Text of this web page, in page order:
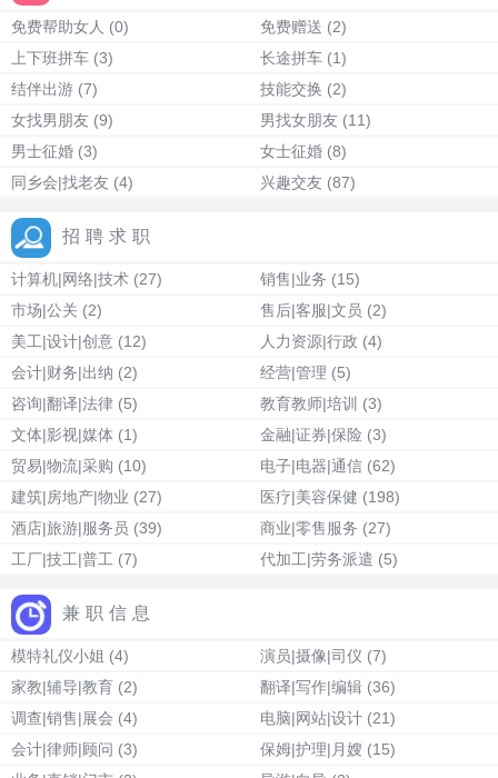
免费帮助女人 (0) 免费赠送 (2)
上下班拼车 (3) 长途拼车 (1)
结伴出游 (7) 技能交换 (2)
女找男朋友 (9) 男找女朋友 (11)
男士征婚 (3) 女士征婚 (8)
同乡会|找老友 (4) 兴趣交友 (87)
招聘求职
计算机|网络|技术 (27) 销售|业务 (15)
市场|公关 (2) 售后|客服|文员 (2)
美工|设计|创意 (12) 人力资源|行政 (4)
会计|财务|出纳 (2) 经营|管理 (5)
咨询|翻译|法律 (5) 教育教师|培训 (3)
文体|影视|媒体 (1) 金融|证券|保险 (3)
贸易|物流|采购 (10) 电子|电器|通信 (62)
建筑|房地产|物业 (27) 医疗|美容保健 (198)
酒店|旅游|服务员 (39) 商业|零售服务 (27)
工厂|技工|普工 (7) 代加工|劳务派遣 (5)
兼职信息
模特礼仪小姐 (4) 演员|摄像|司仪 (7)
家教|辅导|教育 (2) 翻译|写作|编辑 (36)
调查|销售|展会 (4) 电脑|网站|设计 (21)
会计|律师|顾问 (3) 保姆|护理|月嫂 (15)